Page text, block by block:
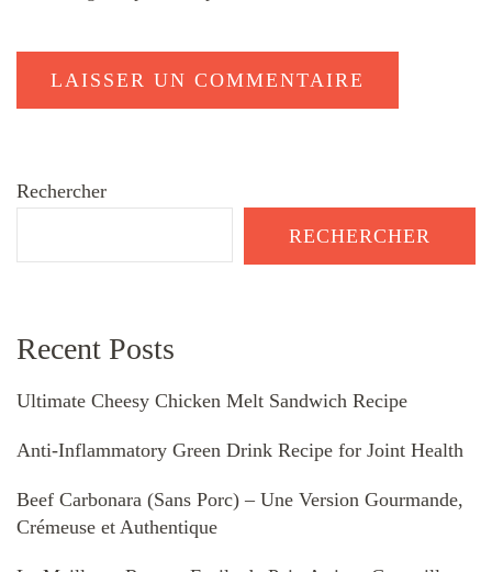
Rechercher
RECHERCHER
Recent Posts
Ultimate Cheesy Chicken Melt Sandwich Recipe
Anti-Inflammatory Green Drink Recipe for Joint Health
Beef Carbonara (Sans Porc) – Une Version Gourmande,
Crémeuse et Authentique